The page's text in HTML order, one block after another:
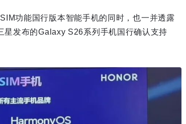
功能国行版本智能手机的同时，也一并透露
发布的Galaxy S26系列手机国行确认支持